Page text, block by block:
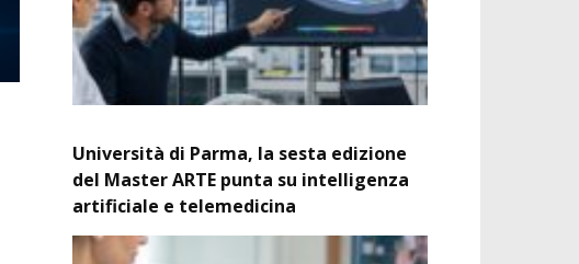
Università di Parma, la sesta edizione
del Master ARTE punta su intelligenza
artificiale e telemedicina